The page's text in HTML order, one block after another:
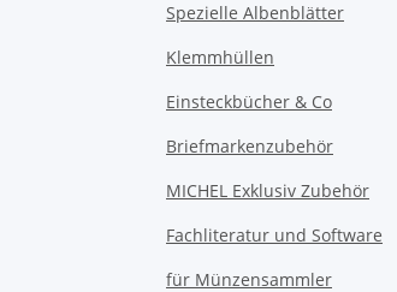
Spezielle Albenblätter
Klemmhüllen
Einsteckbücher & Co
Briefmarkenzubehör
MICHEL Exklusiv Zubehör
Fachliteratur und Software
für Münzensammler